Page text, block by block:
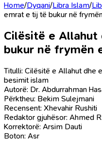
Home/Dyqani/Libra Islam/
emrat e tij të bukur në
Cilësitë e
bukur në frymën
Titulli: Cilësitë e Allahut dhe
besimit islam
Autorë: Dr. Abdurrahman
Përktheu: Bekim Sulejmani
Recensent: Xhevahir Rushiti
Redaktor gjuhësor: Ahmed
Korrektorë: Arsim Dauti
Boton: Asr